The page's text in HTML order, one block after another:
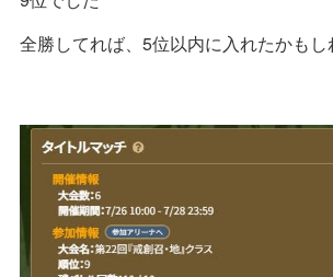
全勝してれば、5位以内に入れたかもし